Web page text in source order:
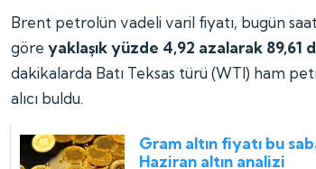
Brent petrolün vadeli varil fiyatı, bugün saat
göreyaklaşık yüzde 4,92 azalarak 89,61
dakikalarda Batı Teksas türü (WTI) ham
alıcı buldu.
Gram altın fiyatı bu
Haziran altın analizi